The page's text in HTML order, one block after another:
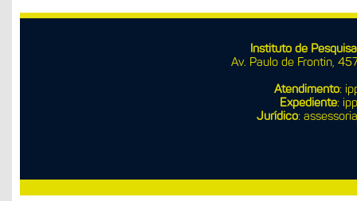
Instituto de
Av. Paulo de Frontin,
Atendimento:
Expediente:
Jurídico: